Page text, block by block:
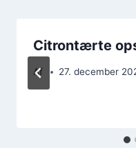
Citrontærte
Af 27. december